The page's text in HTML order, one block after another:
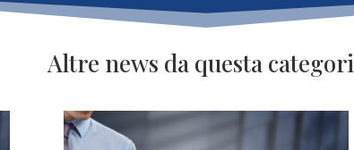
Altre news da questa